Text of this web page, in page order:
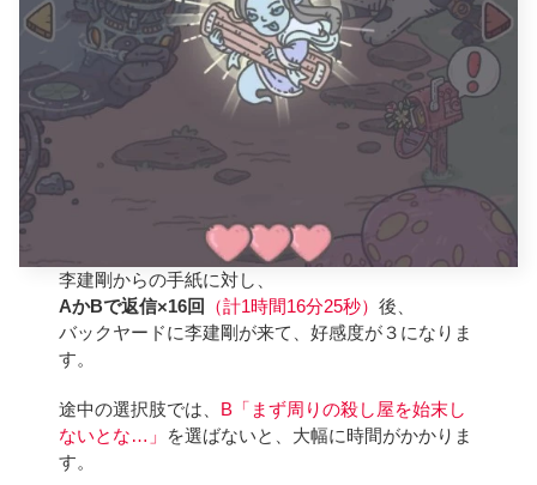
李建剛からの手紙に対し、
AかBで返信×16回
（計1時間16分25秒）後、
バックヤードに李建剛が来て、好感度が３になりま
す。
途中の選択肢では、 B「まず周りの殺し屋を始末し
ないとな…」
を選ばないと、大幅に時間がかかりま
す。